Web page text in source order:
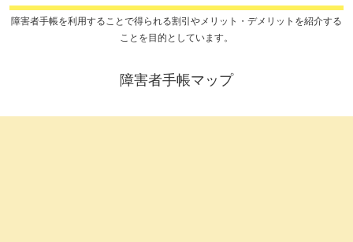
障害者手帳を利用することで得られる割引やメリット・デメリットを紹介する
ことを目的としています。
障害者手帳マップ